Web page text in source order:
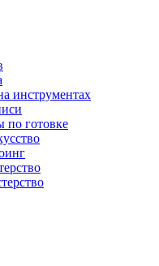
инструментах
по готовке